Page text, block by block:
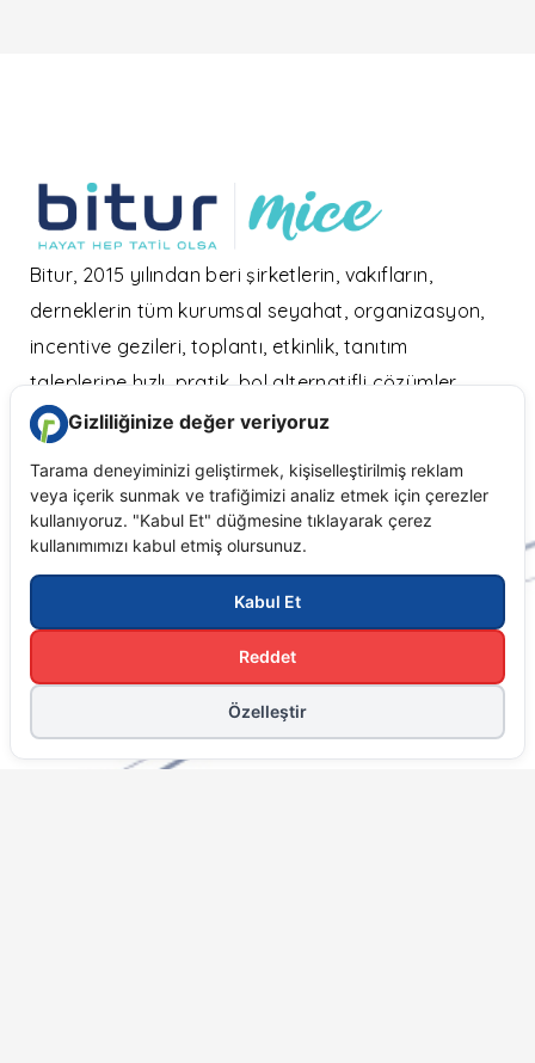
Bitur, 2015 yılından beri şirketlerin, vakıfların,
derneklerin tüm kurumsal seyahat, organizasyon,
incentive gezileri, toplantı, etkinlik, tanıtım
taleplerine hızlı, pratik, bol alternatifli çözümler
sunarak büyüyor.
Kurumsal
Hakkımızda
Değerlerimiz
Kurumsal Hizmetler